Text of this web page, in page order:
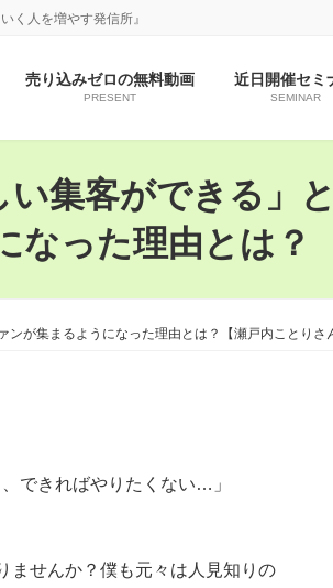
く人を増やす発信所』
売り込みゼロの無料動画
PRESENT
近日開催セミ
SEMINAR
い集客ができる」
った理由とは？
が集まるようになった理由とは？【瀬戸内ことりさ
できればやりたくない…」
ませんか？僕も元々は人見知りの